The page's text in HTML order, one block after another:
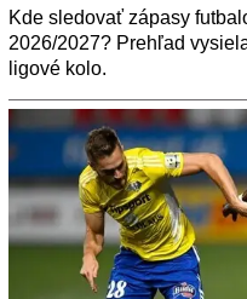
Kde sledovať zápasy
2026/2027? Prehľad
ligové kolo.